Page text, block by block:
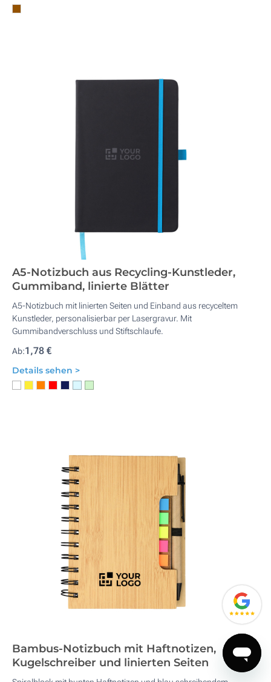
A5-Notizbuch aus Recycling-Kunstleder,
Gummiband, linierte Blätter
A5-Notizbuch mit linierten Seiten und Einband aus recyceltem
Kunstleder, personalisierbar per Lasergravur. Mit
Gummibandverschluss und Stiftschlaufe.
Ab:1,78 €
Details sehen >
Bambus-Notizbuch mit Haftnotizen,
Kugelschreiber und linierten Seiten